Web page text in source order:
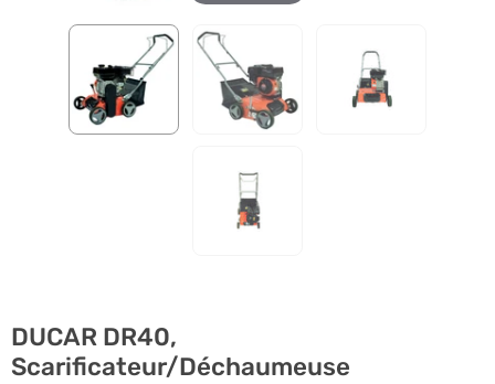
DUCAR DR40,
Scarificateur/Déchaumeuse